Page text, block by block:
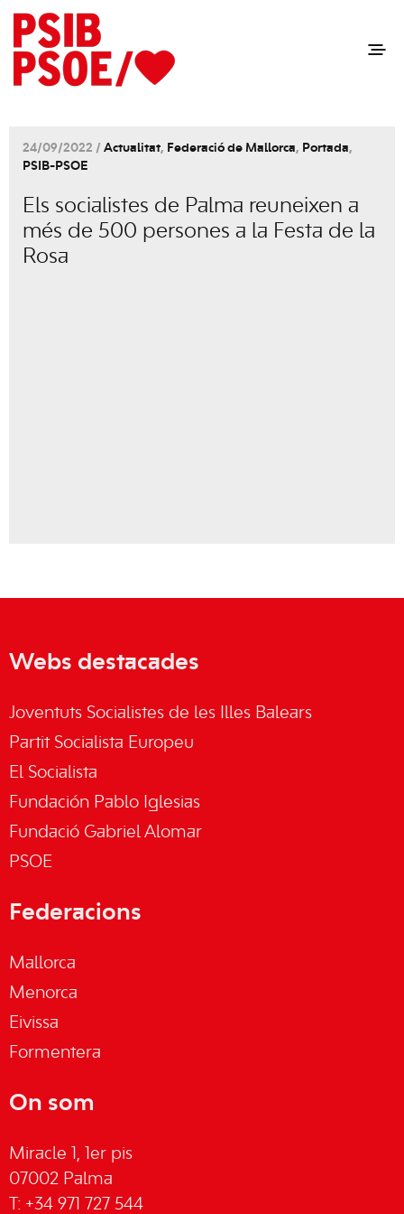
24/09/2022 / Actualitat, Federació de Mallorca, Portada,
PSIB-PSOE
Els socialistes de Palma reuneixen a
més de 500 persones a la Festa de la
Rosa
Webs destacades
Joventuts Socialistes de les Illes Balears
Partit Socialista Europeu
El Socialista
Fundación Pablo Iglesias
Fundació Gabriel Alomar
PSOE
Federacions
Mallorca
Menorca
Eivissa
Formentera
On som
Miracle 1, 1er pis
07002 Palma
T: +34 971 727 544